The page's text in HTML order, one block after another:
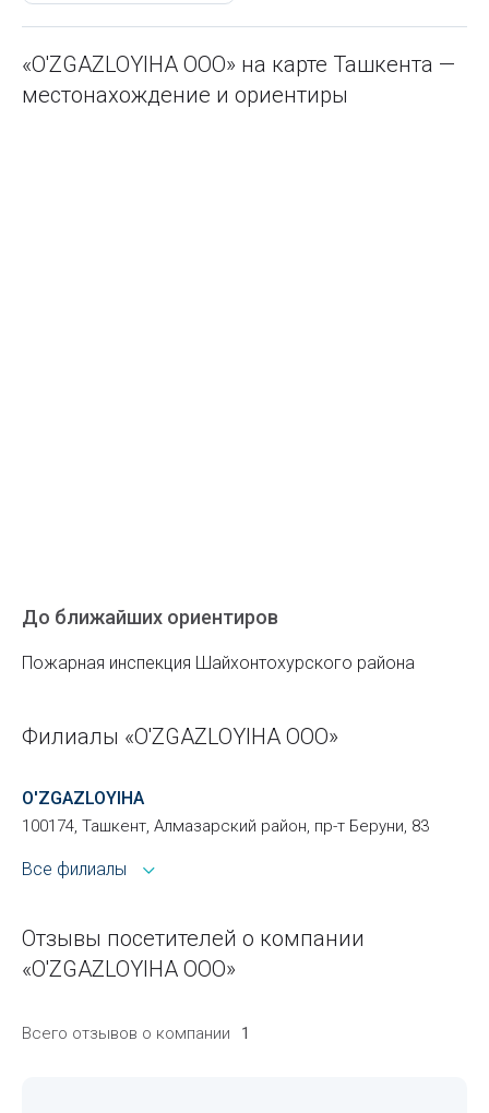
«O'ZGAZLOYIHA ООО» на карте Ташкента —
местонахождение и ориентиры
До ближайших ориентиров
Пожарная инспекция Шайхонтохурского района
Филиалы «O'ZGAZLOYIHA ООО»
O'ZGAZLOYIHA
100174, Ташкент, Алмазарский район, пр-т Беруни, 83
Все филиалы
Отзывы посетителей о компании
«O'ZGAZLOYIHA ООО»
Всего отзывов о компании 1